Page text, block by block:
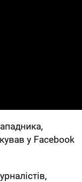
у Facebook